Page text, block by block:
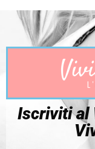
Iscriviti al